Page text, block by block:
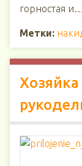
горностая и…
Метки: